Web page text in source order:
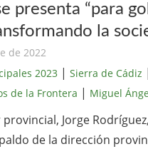
presenta “para
la
de 2022
2023 | Sierra de Cádiz |
de la Frontera | Miguel
Jorge Rodríguez,
de la dirección